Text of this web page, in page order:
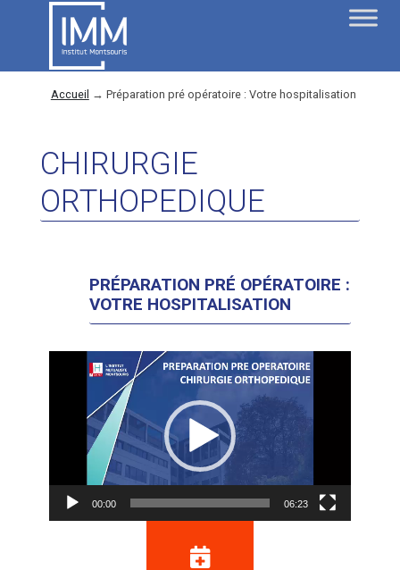
Accueil → Préparation pré opératoire : Votre hospitalisation
CHIRURGIE
ORTHOPEDIQUE
PRÉPARATION PRÉ OPÉRATOIRE :
VOTRE HOSPITALISATION
Lecteur
00:00 06:23